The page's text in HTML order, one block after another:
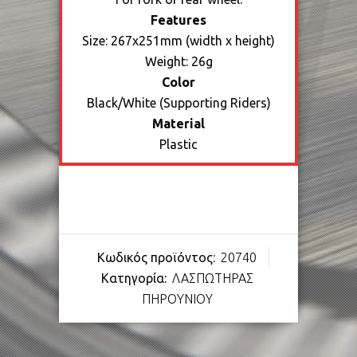
Features
Size: 267x251mm (width x height)
Weight: 26g
Color
Black/White (Supporting Riders)
Material
Plastic
Κωδικός προϊόντος: 20740
Κατηγορία: ΛΑΣΠΩΤΗΡΑΣ
ΠΗΡΟΥΝΙΟΥ